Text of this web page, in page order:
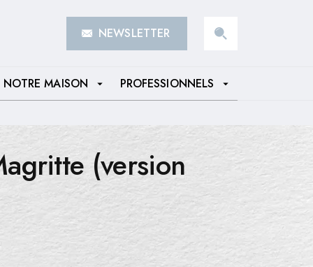
NEWSLETTER
NOTRE MAISON arrow_drop_down PROFESSIONNELS arrow_drop_down
(version